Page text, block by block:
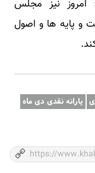
امروز نیز مجلس
و پایه ها و اصول
یارانه نقدی دی ماه